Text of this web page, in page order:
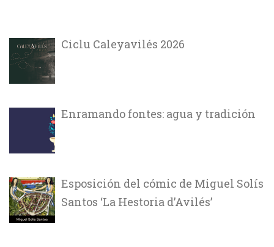
Ciclu Caleyavilés 2026
Enramando fontes: agua y tradición
Esposición del cómic de Miguel Solís
Santos ‘La Hestoria d’Avilés’